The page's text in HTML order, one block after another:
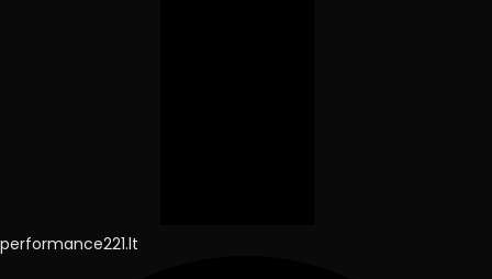
performance221.lt